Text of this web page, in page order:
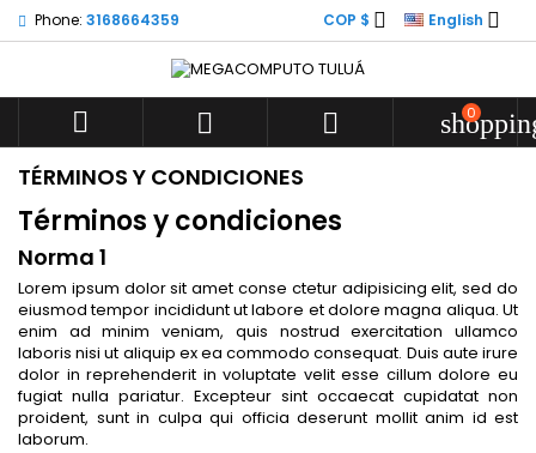
Phone: 3168664359 English 
COP $ 
   0
TÉRMINOS Y CONDICIONES
Términos y condiciones
Norma 1
Lorem ipsum dolor sit amet conse ctetur adipisicing elit, sed do
eiusmod tempor incididunt ut labore et dolore magna aliqua. Ut
enim ad minim veniam, quis nostrud exercitation ullamco
laboris nisi ut aliquip ex ea commodo consequat. Duis aute irure
dolor in reprehenderit in voluptate velit esse cillum dolore eu
fugiat nulla pariatur. Excepteur sint occaecat cupidatat non
proident, sunt in culpa qui officia deserunt mollit anim id est
laborum.